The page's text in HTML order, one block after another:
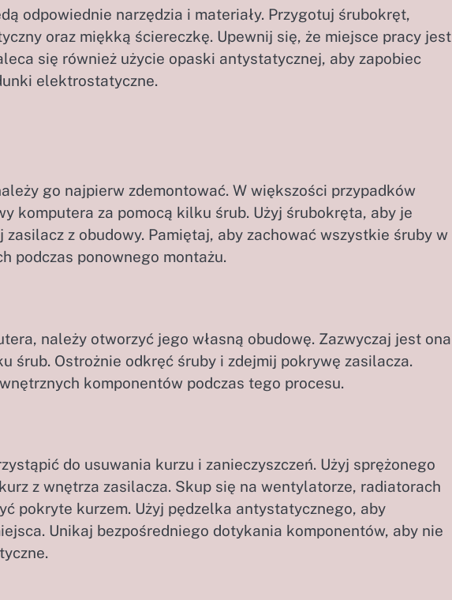
odpowiednie narzędzia i materiały. Przygotuj śrubokręt,
oraz miękką ściereczkę. Upewnij się, że miejsce pracy jest
się również użycie opaski antystatycznej, aby zapobiec
elektrostatyczne.
go najpierw zdemontować. W większości przypadków
komputera za pomocą kilku śrub. Użyj śrubokręta, aby je
z obudowy. Pamiętaj, aby zachować wszystkie śruby w
podczas ponownego montażu.
należy otworzyć jego własną obudowę. Zazwyczaj jest ona
śrub. Ostrożnie odkręć śruby i zdejmij pokrywę zasilacza.
komponentów podczas tego procesu.
do usuwania kurzu i zanieczyszczeń. Użyj sprężonego
z wnętrza zasilacza. Skup się na wentylatorze, radiatorach
pokryte kurzem. Użyj pędzelka antystatycznego, aby
Unikaj bezpośredniego dotykania komponentów, aby nie